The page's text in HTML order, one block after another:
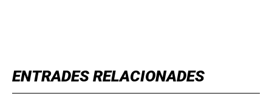
ENTRADES RELACIONADES